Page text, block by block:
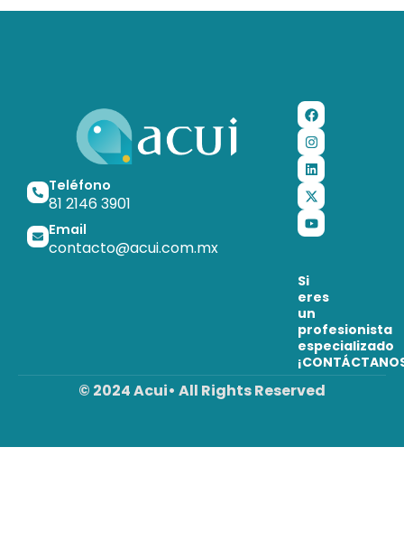
Teléfono
81 2146 3901
Email
contacto@acui.com.mx
Si
eres
un
profesionista
especializado
© 2024 Acui• All Rights Reserved